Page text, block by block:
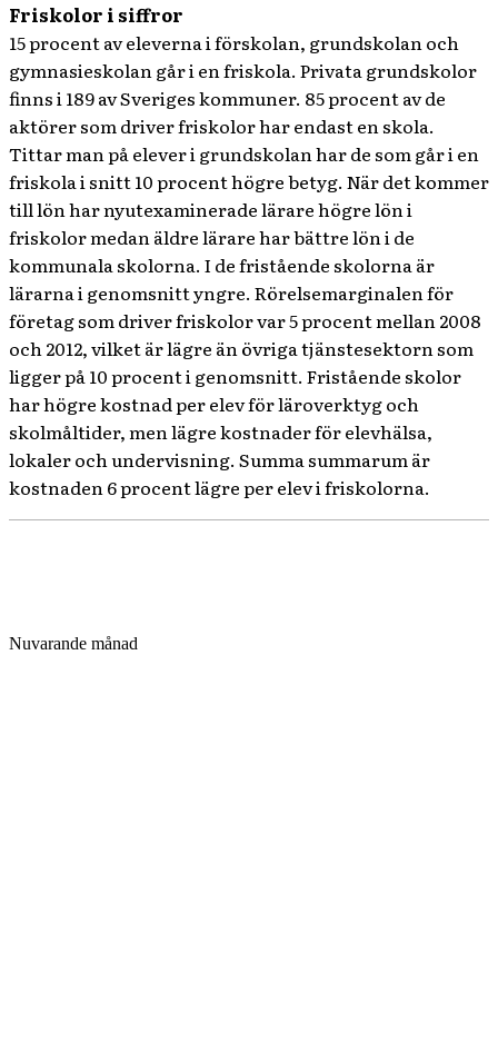
Friskolor i siffror
15 procent av eleverna i förskolan, grundskolan och
gymnasieskolan går i en friskola. Privata grundskolor
finns i 189 av Sveriges kommuner. 85 procent av de
aktörer som driver friskolor har endast en skola.
Tittar man på elever i grundskolan har de som går i en
friskola i snitt 10 procent högre betyg. När det kommer
till lön har nyutexaminerade lärare högre lön i
friskolor medan äldre lärare har bättre lön i de
kommunala skolorna. I de fristående skolorna är
lärarna i genomsnitt yngre. Rörelsemarginalen för
företag som driver friskolor var 5 procent mellan 2008
och 2012, vilket är lägre än övriga tjänstesektorn som
ligger på 10 procent i genomsnitt. Fristående skolor
har högre kostnad per elev för läroverktyg och
skolmåltider, men lägre kostnader för elevhälsa,
lokaler och undervisning. Summa summarum är
kostnaden 6 procent lägre per elev i friskolorna.
Nuvarande månad